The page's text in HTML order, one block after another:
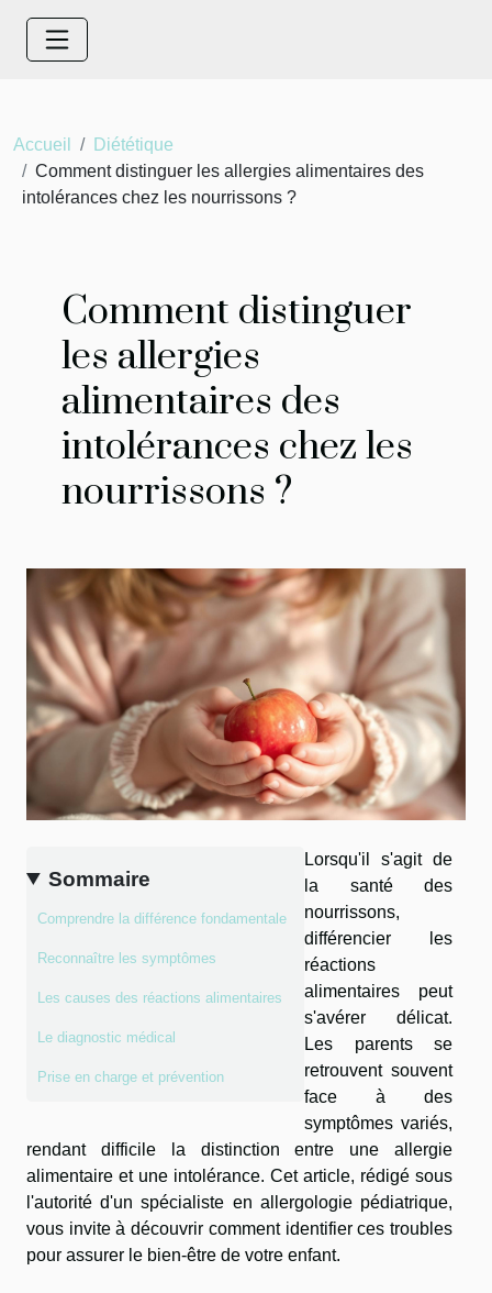
Accueil
Diététique
Comment distinguer les allergies alimentaires des
intolérances chez les nourrissons ?
Comment distinguer
les allergies
alimentaires des
intolérances chez les
nourrissons ?
Sommaire
Comprendre la différence fondamentale
Reconnaître les symptômes
Les causes des réactions alimentaires
Le diagnostic médical
Prise en charge et prévention
Lorsqu'il s'agit de
la santé des
nourrissons,
différencier les
réactions
alimentaires peut
s'avérer délicat.
Les parents se
retrouvent souvent
face à des
symptômes variés,
rendant difficile la distinction entre une allergie
alimentaire et une intolérance. Cet article, rédigé sous
l'autorité d'un spécialiste en allergologie pédiatrique,
vous invite à découvrir comment identifier ces troubles
pour assurer le bien-être de votre enfant.